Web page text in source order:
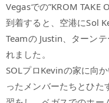
Vegasでの”KROM TAKE
到着すると、空港にSol
Teamの Justin、ターン
れました。
SOLプロKevinの家に向
ったメンバーたちとひた